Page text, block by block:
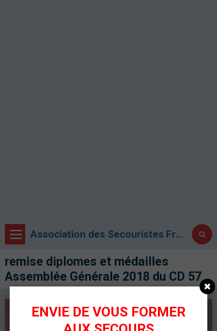
Association des Secouristes Français Croix Blanche de Metz
remise diplomes et médailles
Assemblée Générale 2018 du CD 57
ENVIE DE VOUS FORMER